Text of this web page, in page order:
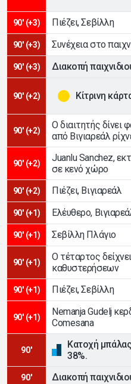
90' (+3) Πιέζει, Σεβίλλη
90' (+3) Συνέχεια στο
90' (+3) Διακοπή
90' (+2) Κίτρινη
90' (+2)
Ο διαιτητής
από Βιγιαρεάλ
90' (+2)
Juanlu Sanchez,
σε κενό χώρο
90' (+2) Πιέζει, Βιγιαρεάλ
90' (+1) Ελέυθερο,
90' (+1) Σεβίλλη Πλάγιο
90' (+1)
Ο τέταρτος
καθυστερήσεων
90' (+1) Πιέζει, Σεβίλλη
90' (+1)
Nemanja Gudelj
Comesana
90'
Κατοχή
38%.
90' Διακοπή